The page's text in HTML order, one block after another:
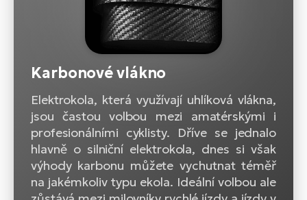
Karbonové vlákno
Elektrokola, která využívají uhlíková vlákna,
jsou častou volbou mezi amatérskými i
profesionálními cyklisty. Dříve se jednalo
hlavně o silniční elektrokola, dnes si však
výhody karbonu můžete vychutnat téměř
na jakémkoliv typu ekola. Ideální volbou ale